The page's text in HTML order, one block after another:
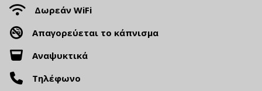
Δωρεάν WiFi
Απαγορεύεται το κάπνισμα
Αναψυκτικά
Τηλέφωνο